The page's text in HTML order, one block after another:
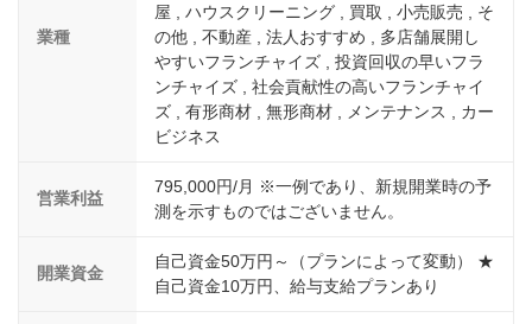
業種
屋 , ハウスクリーニング , 買取 , 小売販売 , そ
の他 , 不動産 , 法人おすすめ , 多店舗展開し
やすいフランチャイズ , 投資回収の早いフラ
ンチャイズ , 社会貢献性の高いフランチャイ
ズ , 有形商材 , 無形商材 , メンテナンス , カー
ビジネス
営業利益
795,000円/月 ※一例であり、新規開業時の予
測を示すものではございません。
開業資金
自己資金50万円～（プランによって変動） ★
自己資金10万円、給与支給プランあり